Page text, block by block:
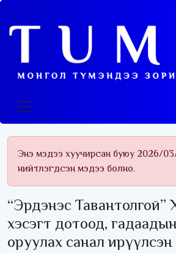
Энэ мэдээ хуучирсан буюу 2026/
нийтлэгдсэн мэдээ болно.
“Эрдэнэс Тавантолгой”
хэсэгт дотоод, гадаадын
оруулах санал ирүүлсэн